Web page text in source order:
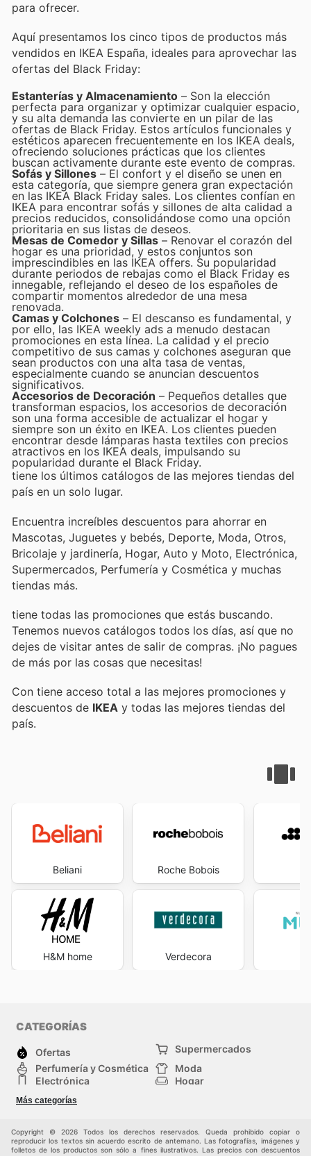
para ofrecer.
Aquí presentamos los cinco tipos de productos más
vendidos en IKEA España, ideales para aprovechar las
ofertas del Black Friday:
Estanterías y Almacenamiento – Son la elección
perfecta para organizar y optimizar cualquier espacio,
y su alta demanda las convierte en un pilar de las
ofertas de Black Friday. Estos artículos funcionales y
estéticos aparecen frecuentemente en los IKEA deals,
ofreciendo soluciones prácticas que los clientes
buscan activamente durante este evento de compras.
Sofás y Sillones – El confort y el diseño se unen en
esta categoría, que siempre genera gran expectación
en las IKEA Black Friday sales. Los clientes confían en
IKEA para encontrar sofás y sillones de alta calidad a
precios reducidos, consolidándose como una opción
prioritaria en sus listas de deseos.
Mesas de Comedor y Sillas – Renovar el corazón del
hogar es una prioridad, y estos conjuntos son
imprescindibles en las IKEA offers. Su popularidad
durante periodos de rebajas como el Black Friday es
innegable, reflejando el deseo de los españoles de
compartir momentos alrededor de una mesa
renovada.
Camas y Colchones – El descanso es fundamental, y
por ello, las IKEA weekly ads a menudo destacan
promociones en esta línea. La calidad y el precio
competitivo de sus camas y colchones aseguran que
sean productos con una alta tasa de ventas,
especialmente cuando se anuncian descuentos
significativos.
Accesorios de Decoración – Pequeños detalles que
transforman espacios, los accesorios de decoración
son una forma accesible de actualizar el hogar y
siempre son un éxito en IKEA. Los clientes pueden
encontrar desde lámparas hasta textiles con precios
atractivos en los IKEA deals, impulsando su
popularidad durante el Black Friday.
tiene los últimos catálogos de las mejores tiendas del
país en un solo lugar.
Encuentra increíbles descuentos para ahorrar en
Mascotas, Juguetes y bebés, Deporte, Moda, Otros,
Bricolaje y jardinería, Hogar, Auto y Moto, Electrónica,
Supermercados, Perfumería y Cosmética y muchas
tiendas más.
tiene todas las promociones que estás buscando.
Tenemos nuevos catálogos todos los días, así que no
dejes de visitar antes de salir de compras. ¡No pagues
de más por las cosas que necesitas!
Con tiene acceso total a las mejores promociones y
descuentos de IKEA y todas las mejores tiendas del
país.
Beliani
H&M home
Roche Bobois
Verdecora
CATEGORÍAS
Ofertas
Supermercados
Perfumería y Cosmética
Moda
Electrónica
Hogar
Deporte
Juguetes y bebés
Más categorías
Copyright © 2026 Todos los derechos reservados. Queda prohibido copiar o
reproducir los textos sin acuerdo escrito de antemano. Las fotografías, imágenes y
folletos de los productos son sólo a fines ilustrativos. Las precios con descuentos